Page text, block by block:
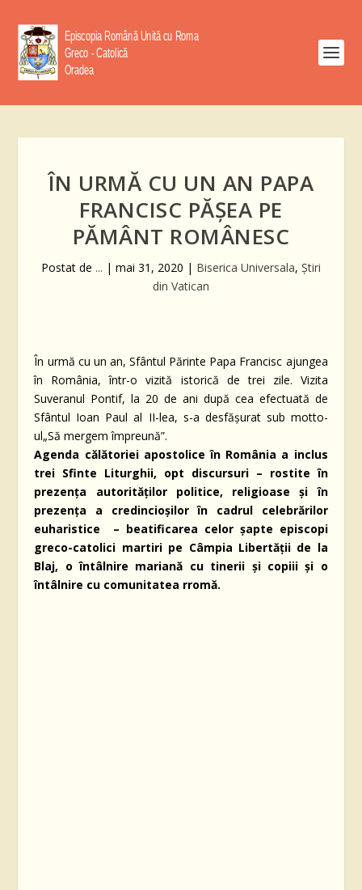
ÎN URMĂ CU UN AN PAPA
FRANCISC PĂȘEA PE
PĂMÂNT ROMÂNESC
Postat de ... | mai 31, 2020 | Biserica Universala, Știri
din Vatican
În urmă cu un an, Sfântul Părinte Papa Francisc ajungea
în România, într-o vizită istorică de trei zile. Vizita
Suveranul Pontif, la 20 de ani după cea efectuată de
Sfântul Ioan Paul al II-lea, s-a desfășurat sub motto-
ul„Să mergem împreună”.
Agenda călătoriei apostolice în România a inclus
trei Sfinte Liturghii, opt discursuri – rostite în
prezenţa autorităţilor politice, religioase şi în
prezenţa a credincioşilor în cadrul celebrărilor
euharistice – beatificarea celor şapte episcopi
greco-catolici martiri pe Câmpia Libertății de la
Blaj, o întâlnire mariană cu tinerii şi copiii şi o
întâlnire cu comunitatea rromă.